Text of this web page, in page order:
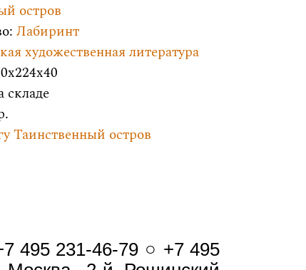
остров
Лабиринт
художественная литература
Таинственный остров
495 231-46-79 ○ +7 495